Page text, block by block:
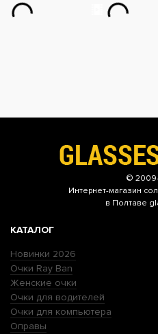
©
Интернет-магазин
в Полтаве
КАТАЛОГ
Новинки 2026
Очки Ray Ban
Женские очки
Очки для водителей
Очки для компьютера
Оправы